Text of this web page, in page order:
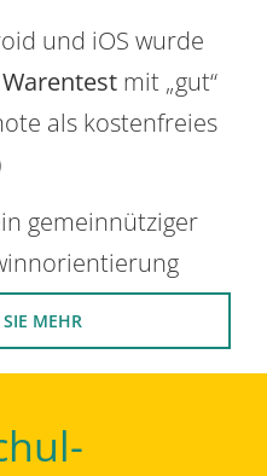
und iOS wurde
mit „gut“
als kostenfreies
gemeinnütziger
MEHR